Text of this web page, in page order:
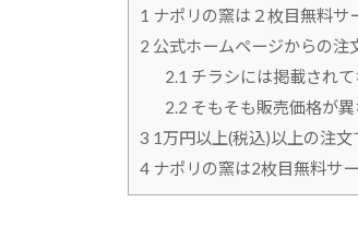
1 ナポリの窯は２枚目無料サ
2 公式ホームページからの注
2.1 チラシには掲載され
2.2 そもそも販売価格が異
3 1万円以上(税込)以上の注文
4 ナポリの窯は2枚目無料サ